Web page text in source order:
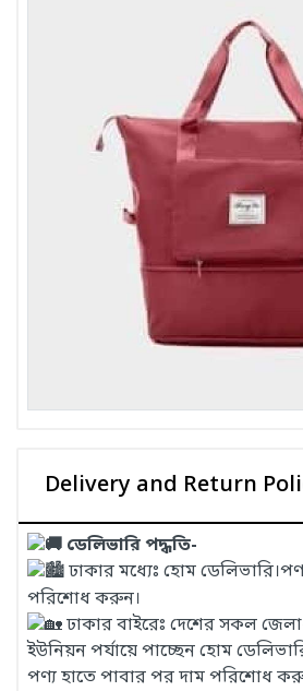
Delivery and Return
ডেলিভারি পদ্ধতি-
ঢাকার মধ্যেঃ হোম
পরিশোধ করুন।
ঢাকার বাইরেঃ দেশের সকল
ইউনিয়ন পর্যায়ে পাচ্ছেন হোম
পণ্য হাতে পাবার পর দাম পরিশোধ